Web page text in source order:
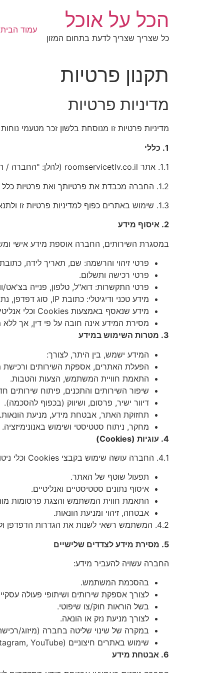
הכל על אוכל
כל שצריך שצריך לדעת בתחום המזון
עמוד הבית
תקנון פרטיות
מדיניות פרטיות
מדיניות פרטיות זו מנוסחת בלשון זכר מטעמי
1. כללי
1.1. אתר roomservicetlv.co.il (להלן: "החברה / האתר")
1.2. החברה מכבדת את פרטיותך ואת פרטיות כלל המשתמשים באתריה ובשירותיה (להלן: "המשתמשים").
1.3. שימוש באתרים כפוף למדיניות פרטיות זו ולתנאי השימוש המפורסמים בהם. המשך שימושך באתר מהווה הסכמה למדיניות זו ולעדכוניה.
2. איסוף מידע
במסגרת השירותים, החברה אוספת מידע אישי
פרטי זיהוי והרשמה: שם, תאריך לידה,
פרטי רכישה ותשלום.
פרטי התקשרות: דוא"ל, טלפון, פנייה בצ'אט/
מידע טכני ודיגיטלי: כתובת IP, סוג דפדפן, נתוני גלישה.
מידע שנאסף באמצעות Cookies וכלי אנליטיקה.
מסירת המידע אינה חובה על פי דין, אך ללא
3. מטרות השימוש במידע
המידע ישמש, בין היתר, לצורך:
הפעלת האתרים, אספקת השירותים ורכישת
התאמת חוויית המשתמש, הצעות והטבות.
שיפור השירותים והתכנים, פיתוח שירותים
דיוור ישיר, פרסום, ושיווק (בכפוף להסכמה).
תחזוקת האתר, אבטחת מידע, מניעת הונאות.
מחקר, ניתוח סטטיסטי ושימוש באנונימיזציה.
4. עוגיות (Cookies)
4.1. החברה עושה שימוש בקבצי Cookies וכלי ניטור (כגון Google Analytics, Facebook Pixel, hotjar, Smart Pixel ועוד) לצורך:
תפעול שוטף של האתר.
איסוף נתונים סטטיסטיים ואנליטיים.
התאמת חווית המשתמש והצגת פרסומות
אבטחה, זיהוי ומניעת הונאות.
4.2. המשתמש רשאי לשנות את הגדרות הדפדפן ולחסום Cookies, אולם ייתכן כי חלק מהשירותים לא יפעלו כראוי.
5. מסירת מידע לצדדים שלישיים
החברה עשויה להעביר מידע:
בהסכמת המשתמש.
לצורך אספקת שירותים ושיתופי פעולה
בשל הוראות חוק/צו שיפוטי.
לצורך מניעת נזק או הונאה.
במקרה של שינוי שליטה בחברה (מיזוג/
שימוש באתרים חיצוניים (Facebook, Instagram, YouTube וכו') כפוף למדיניותם.
6. אבטחת מידע